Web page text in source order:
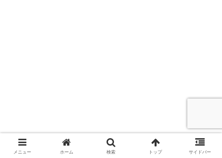
メニュー ホーム 検索 トップ サイドバー